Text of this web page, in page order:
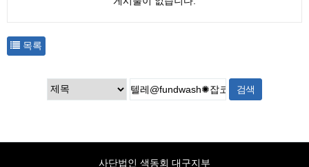
목록
사단법인 색동회 대구지부